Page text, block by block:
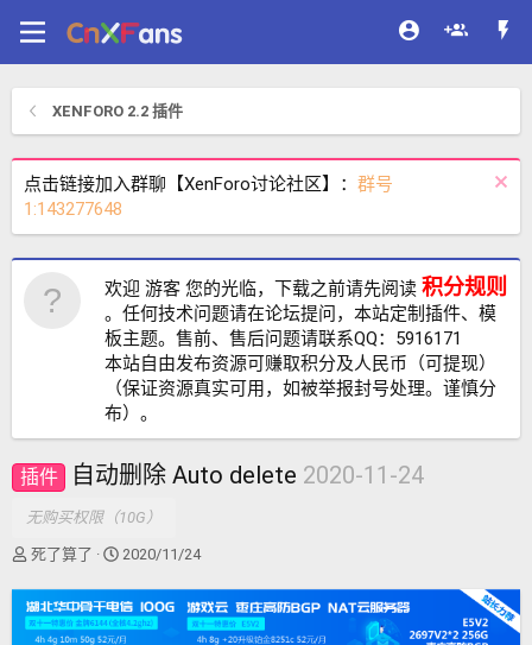
XENFORO 2.2 插件
点击链接加入群聊【XenForo讨论社区】： 群号
1:143277648
欢迎 游客 您的光临，下载之前请先阅读 积分规则
。任何技术问题请在论坛提问，本站定制插件、模
板主题。售前、售后问题请联系QQ：5916171
本站自由发布资源可赚取积分及人民币（可提现）
（保证资源真实可用，如被举报封号处理。谨慎分
布）。
插件 自动删除 Auto delete 2020-11-24
无购买权限（10G）
作
死了算了
创
日
期
2020/11/24